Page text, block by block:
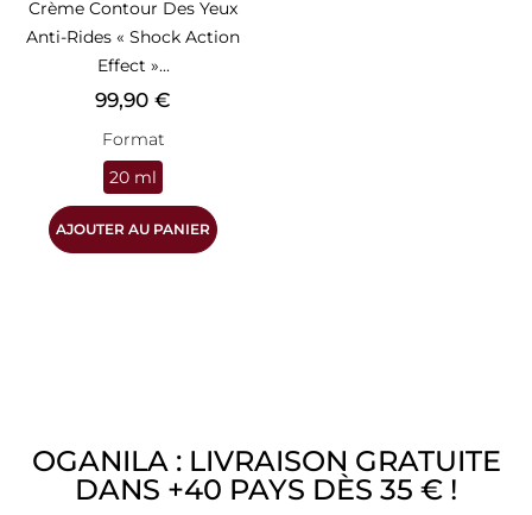
Crème Contour Des Yeux
Anti-Rides « Shock Action
Effect »...
Prix
99,90 €
Format
20 ml
AJOUTER AU PANIER
OGANILA : LIVRAISON GRATUITE
DANS +40 PAYS DÈS 35 € !